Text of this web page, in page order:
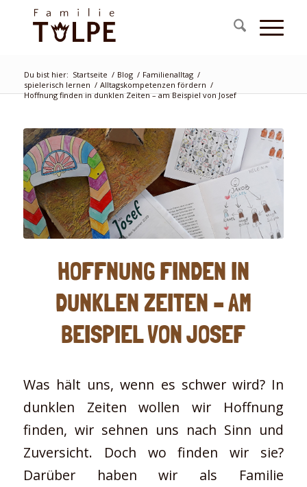
Du bist hier: Startseite / Blog / Familienalltag /
spielerisch lernen / Alltagskompetenzen fördern /
Hoffnung finden in dunklen Zeiten – am Beispiel von Josef
HOFFNUNG FINDEN IN
DUNKLEN ZEITEN – AM
BEISPIEL VON JOSEF
Was hält uns, wenn es schwer wird? In
dunklen Zeiten wollen wir Hoffnung
finden, wir sehnen uns nach Sinn und
Zuversicht. Doch wo finden wir sie?
Darüber haben wir als Familie